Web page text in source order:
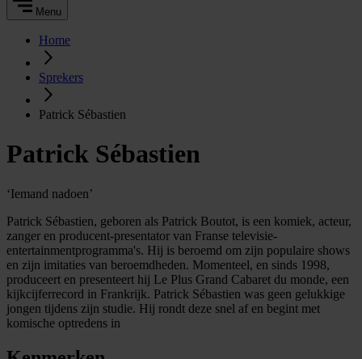
Menu
Home
Sprekers
Patrick Sébastien
Patrick Sébastien
‘Iemand nadoen’
Patrick Sébastien, geboren als Patrick Boutot, is een komiek, acteur,
zanger en producent-presentator van Franse televisie-
entertainmentprogramma's. Hij is beroemd om zijn populaire shows
en zijn imitaties van beroemdheden. Momenteel, en sinds 1998,
produceert en presenteert hij Le Plus Grand Cabaret du monde, een
kijkcijferrecord in Frankrijk. Patrick Sébastien was geen gelukkige
jongen tijdens zijn studie. Hij rondt deze snel af en begint met
komische optredens in